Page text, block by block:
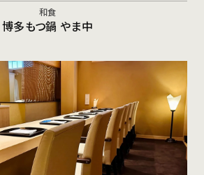
和食
博多もつ鍋 やま中